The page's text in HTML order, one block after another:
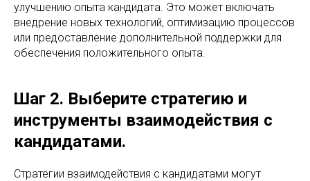
улучшению опыта кандидата. Это может включать
внедрение новых технологий, оптимизацию процессов
или предоставление дополнительной поддержки для
обеспечения положительного опыта.
Шаг 2. Выберите стратегию и
инструменты взаимодействия с
кандидатами.
Стратегии взаимодействия с кандидатами могут